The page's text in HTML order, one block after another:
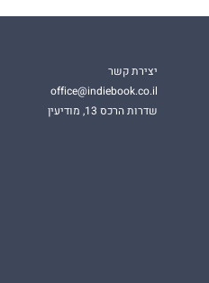
יצירת קשר
office@indiebook.co.il
שדרות הרכס 13, מודיעין